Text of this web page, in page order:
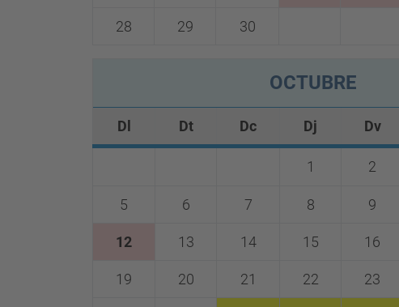
28 29 30
OCTUBRE
Dl Dt Dc Dj Dv
1 2
5 6 7 8 9
12 13 14 15 16
19 20 21 22 23